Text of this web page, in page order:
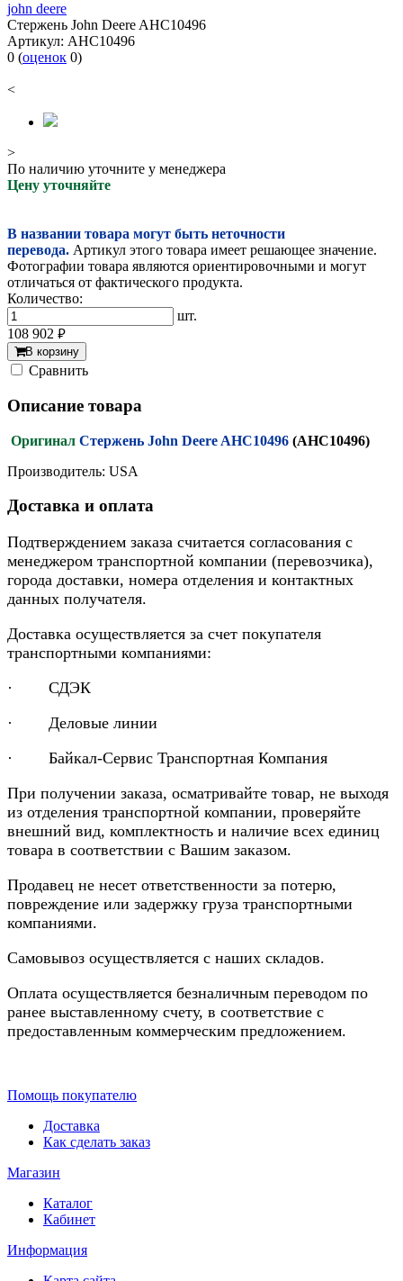
john deere
Стержень John Deere AHC10496
Артикул: AHC10496
0 (оценок 0)
<
>
По наличию уточните у менеджера
Цену уточняйте
В названии товара могут быть неточности
перевода. Артикул этого товара имеет решающее значение.
Фотографии товара являются ориентировочными и могут
отличаться от фактического продукта.
Количество:
шт.
108 902 руб.
В корзину
Cравнить
Описание товара
Оригинал Стержень John Deere AHC10496 (AHC10496)
Производитель: USA
Доставка и оплата
Подтверждением заказа считается согласования с
менеджером транспортной компании (перевозчика),
города доставки, номера отделения и контактных
данных получателя.
Доставка осуществляется за счет покупателя
транспортными компаниями:
· СДЭК
· Деловые линии
· Байкал-Сервис Транспортная Компания
При получении заказа, осматривайте товар, не выходя
из отделения транспортной компании, проверяйте
внешний вид, комплектность и наличие всех единиц
товара в соответствии с Вашим заказом.
Продавец не несет ответственности за потерю,
повреждение или задержку груза транспортными
компаниями.
Самовывоз осуществляется с наших складов.
Оплата осуществляется безналичным переводом по
ранее выставленному счету, в соответствие с
предоставленным коммерческим предложением.
Помощь покупателю
Доставка
Как сделать заказ
Магазин
Каталог
Кабинет
Информация